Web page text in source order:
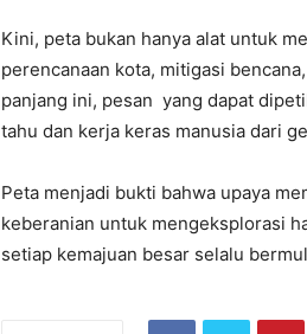
Kini, peta bukan hanya alat untuk
perencanaan kota, mitigasi
panjang ini, pesan yang dapat
tahu dan kerja keras manusia dari
Peta menjadi bukti bahwa upaya
keberanian untuk mengeksplorasi
setiap kemajuan besar selalu